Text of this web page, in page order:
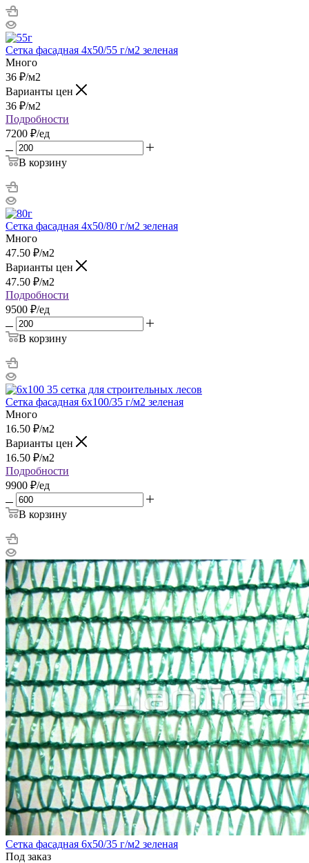
Сетка фасадная 4х50/55 г/м2 зеленая
Много
36 ₽/м2
Варианты цен
36 ₽/м2
Подробности
7200 ₽/ед
В корзину
Сетка фасадная 4х50/80 г/м2 зеленая
Много
47.50 ₽/м2
Варианты цен
47.50 ₽/м2
Подробности
9500 ₽/ед
В корзину
Сетка фасадная 6х100/35 г/м2 зеленая
Много
16.50 ₽/м2
Варианты цен
16.50 ₽/м2
Подробности
9900 ₽/ед
В корзину
Сетка фасадная 6х50/35 г/м2 зеленая
Под заказ